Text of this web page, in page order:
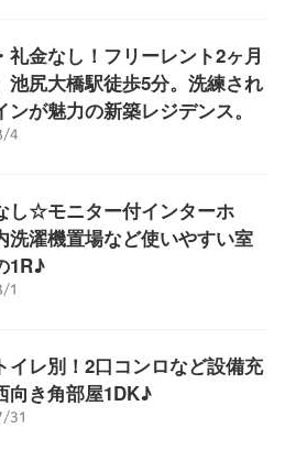
礼金なし！フリーレント2ヶ月
池尻大橋駅徒歩5分。洗練され
ンが魅力の新築レジデンス。
4
☆モニター付インターホ
洗濯機置場など使いやすい室
1R♪
1
イレ別！2口コンロなど設備充
向き角部屋1DK♪
31